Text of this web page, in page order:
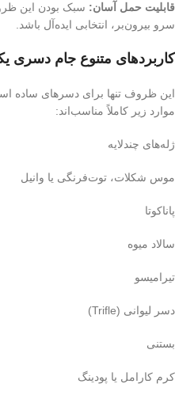
قابلیت حمل آسان: سبک بودن این
سرو بیرون‌بر، انتخابی ایده‌آل باشد.
کاربردهای متنوع جام دسری
این ظروف تنها برای دسرهای ساده
موارد زیر کاملاً مناسب‌اند:
ژله‌های چندلایه
موس شکلات، توت‌فرنگی یا وانیل
پاناکوتا
سالاد میوه
تیرامیسو
دسر لیوانی (Trifle)
بستنی
کرم کارامل یا پودینگ